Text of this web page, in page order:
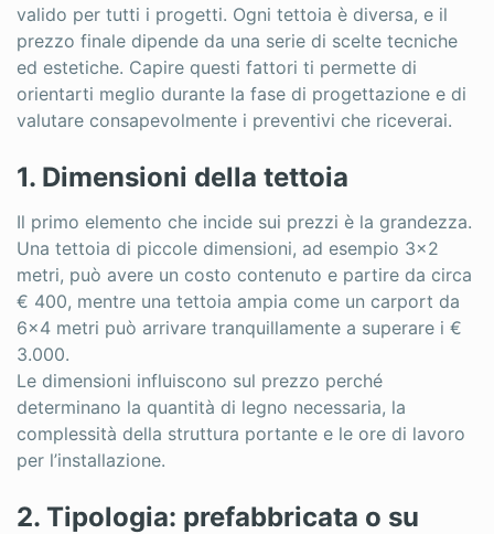
valido per tutti i progetti. Ogni tettoia è diversa, e il
prezzo finale dipende da una serie di scelte tecniche
ed estetiche. Capire questi fattori ti permette di
orientarti meglio durante la fase di progettazione e di
valutare consapevolmente i preventivi che riceverai.
1. Dimensioni della tettoia
Il primo elemento che incide sui prezzi è la grandezza.
Una tettoia di piccole dimensioni, ad esempio 3×2
metri, può avere un costo contenuto e partire da circa
€ 400, mentre una tettoia ampia come un carport da
6×4 metri può arrivare tranquillamente a superare i €
3.000.
Le dimensioni influiscono sul prezzo perché
determinano la quantità di legno necessaria, la
complessità della struttura portante e le ore di lavoro
per l’installazione.
2. Tipologia: prefabbricata o su